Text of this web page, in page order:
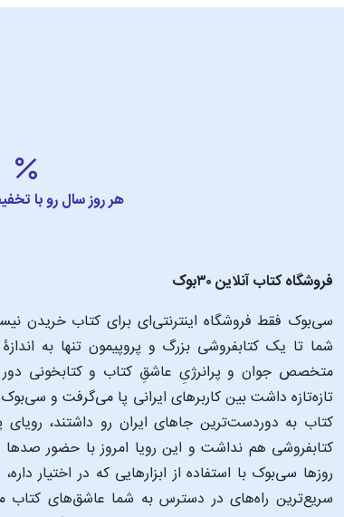
هر روز سال رو با
فروشگاه کتاب آنلاین ۳۰بوک
سی‌بوک فقط فروشگاه اینترنتی‌ای برای کتاب خریدن
متخصص جوان و پرانرژیِ عاشقِ کتاب و کتابخونی دور
تازه‌تازه داشت بین کاربرهای ایرانی پا می‌گرفت و
کتاب به دوردست‌ترین جاهای ایران رو داشتند،
کتابفروشی هم نداشت و این رویا امروز با حضور صدها
‌روزها سی‌بوک با استفاده از ابزارهایی که در اختیار
سریع‌ترین راه‌های در دسترس به شما عاشق‌های کتاب